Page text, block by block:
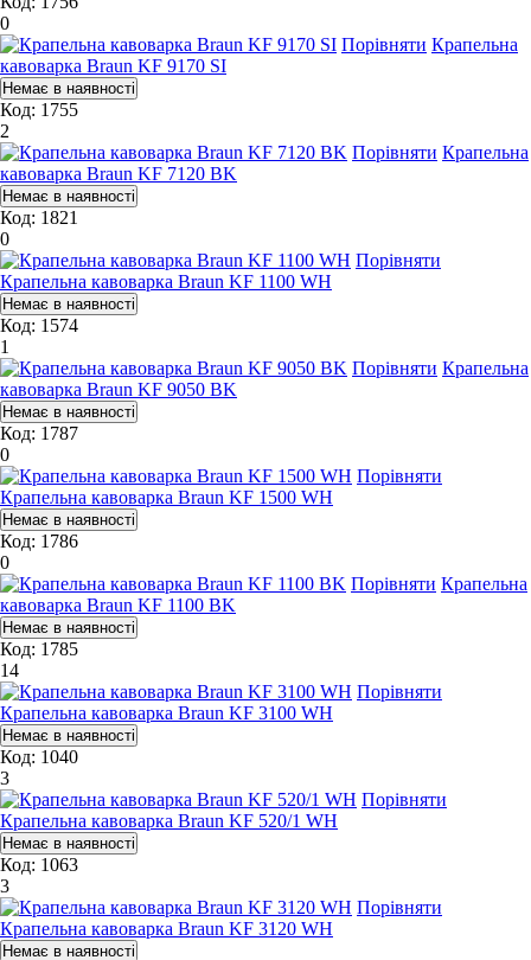
0
Порівняти Крапельна
кавоварка Braun KF 9170 SI
Код: 1755
2
Порівняти Крапельна
кавоварка Braun KF 7120 BK
Код: 1821
0
Порівняти
Крапельна кавоварка Braun KF 1100 WH
Код: 1574
1
Порівняти Крапельна
кавоварка Braun KF 9050 BK
Код: 1787
0
Порівняти
Крапельна кавоварка Braun KF 1500 WH
Код: 1786
0
Порівняти Крапельна
кавоварка Braun KF 1100 BK
Код: 1785
14
Порівняти
Крапельна кавоварка Braun KF 3100 WH
Код: 1040
3
Порівняти
Крапельна кавоварка Braun KF 520/1 WH
Код: 1063
3
Порівняти
Крапельна кавоварка Braun KF 3120 WH